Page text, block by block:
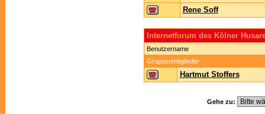
Rene Soff
Internetforum des Kölner
Benutzername
Gruppenmitglieder
Hartmut Stoffers
Gehe zu: